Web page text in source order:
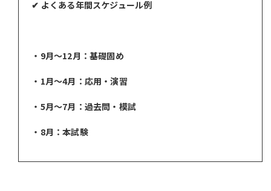
✔ よくある年間スケジュール例
・9月〜12月：基礎固め
・1月〜4月：応用・演習
・5月〜7月：過去問・模試
・8月：本試験